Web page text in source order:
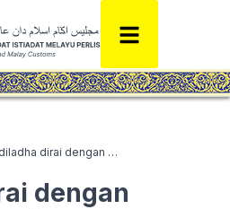
Aidiladha dirai dengan keberkatan, keikhlasan, semangat pengorbanan- Raja Muda Perlis
dengan